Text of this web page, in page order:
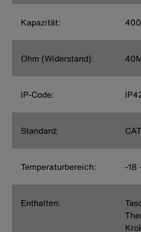
Kapazität:
Ohm (Widerstand):
IP-Code:
Standard:
Temperaturbereich: -18
Enthalten: